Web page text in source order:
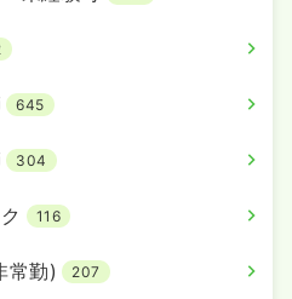
645
304
116
常勤) 207